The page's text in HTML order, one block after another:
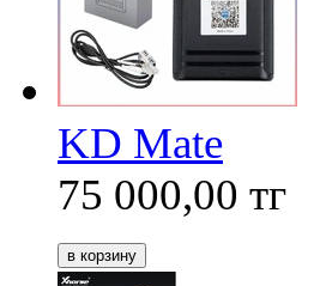
KD Mate
75 000,00 тг